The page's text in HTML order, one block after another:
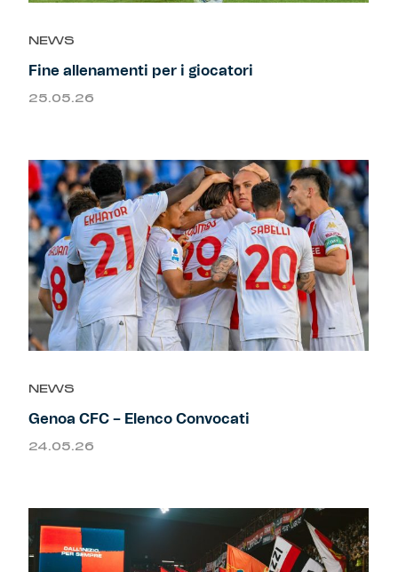
Primavera
Genoa for Special
Genoa Academy
Training
Tacchettee Collection
Urban Collection
Throwback Duemila
Robe di Kappa x Genoa
Red&Blue Voices
Kids
NEWS
Fine allenamenti per i giocatori
25.05.26
NEWS
Genoa CFC – Elenco Convocati
24.05.26